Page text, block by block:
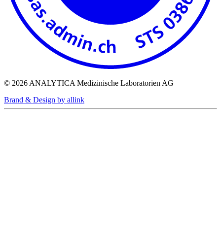
© 2026 ANALYTICA Medizinische Laboratorien AG
Brand & Design by allink